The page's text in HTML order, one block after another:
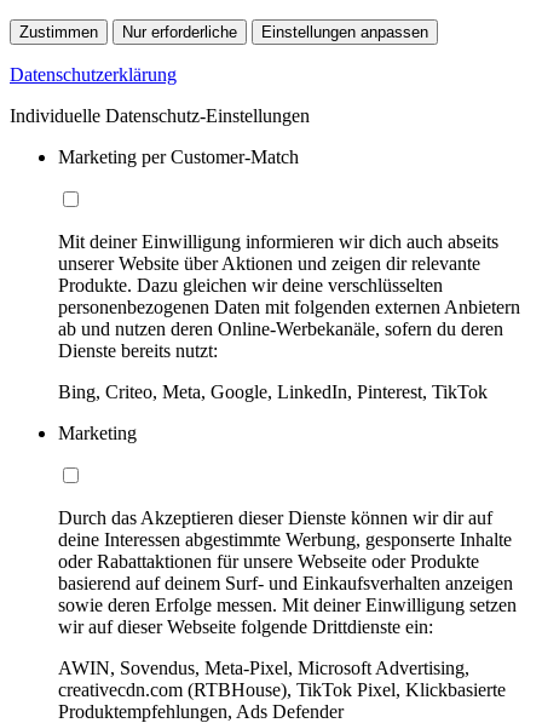
Zustimmen Nur erforderliche Einstellungen anpassen
Datenschutzerklärung
Individuelle Datenschutz-Einstellungen
Marketing per Customer-Match
Mit deiner Einwilligung informieren wir dich auch abseits
unserer Website über Aktionen und zeigen dir relevante
Produkte. Dazu gleichen wir deine verschlüsselten
personenbezogenen Daten mit folgenden externen Anbietern
ab und nutzen deren Online-Werbekanäle, sofern du deren
Dienste bereits nutzt:
Bing, Criteo, Meta, Google, LinkedIn, Pinterest, TikTok
Marketing
Durch das Akzeptieren dieser Dienste können wir dir auf
deine Interessen abgestimmte Werbung, gesponserte Inhalte
oder Rabattaktionen für unsere Webseite oder Produkte
basierend auf deinem Surf- und Einkaufsverhalten anzeigen
sowie deren Erfolge messen. Mit deiner Einwilligung setzen
wir auf dieser Webseite folgende Drittdienste ein:
AWIN, Sovendus, Meta-Pixel, Microsoft Advertising,
creativecdn.com (RTBHouse), TikTok Pixel, Klickbasierte
Produktempfehlungen, Ads Defender